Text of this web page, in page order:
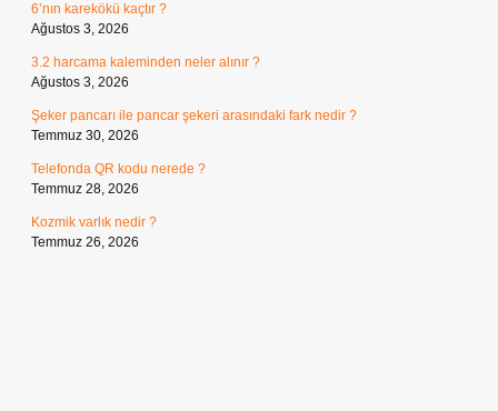
6’nın karekökü kaçtır ?
Ağustos 3, 2026
3.2 harcama kaleminden neler alınır ?
Ağustos 3, 2026
Şeker pancarı ile pancar şekeri arasındaki fark nedir ?
Temmuz 30, 2026
Telefonda QR kodu nerede ?
Temmuz 28, 2026
Kozmik varlık nedir ?
Temmuz 26, 2026